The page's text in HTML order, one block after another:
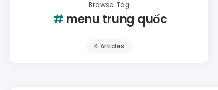
Browse Tag
menu trung quốc
4 Articles